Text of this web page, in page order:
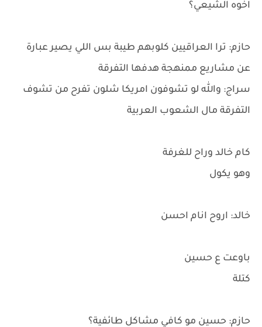
اخوه الشيعي؟
حازم: ترا العراقيين كلوبهم طيبة بس اللي يصير عبارة
عن مشاريع ممنهجة هدفها التفرقة
سراج: والله لو تشوفون امريكا شلون تفرح من تشوف
التفرقة مال الشعوب العربية
كام خالد وراح للغرفة
وهو يكول
خالد: اروح انام احسن
باوعت ع حسين
كتلة
حازم: حسين مو كافي مشاكل طائفية؟